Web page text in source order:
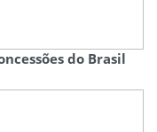
do Brasil